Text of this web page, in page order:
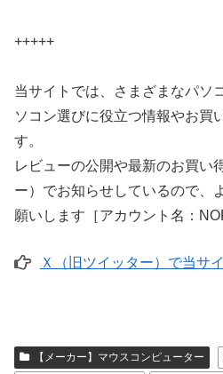
+++++
当サイトでは、さまざまなパソ
ソコン選びに役立つ情報やお買
す。
レビューの公開や最新のお買い
ー）でお知らせしているので、
願いします［アカウント名：
Ｘ（旧ツイッター）で当サ
【メーカー】マウスコンピューター